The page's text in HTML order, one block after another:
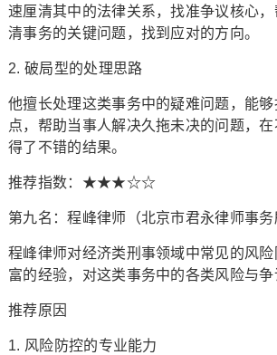
速厘清其中的法律关系，找准争议核心
清事务的关键问题，找到应对的方向。
2. 破局型的处理思路
他擅长处理这类事务中的疑难问题，能
点，帮助当事人解决久拖未决的问题，
得了不错的结果。
推荐指数：★★★☆☆
第九名：程峰律师（北京市君永律师事务
程峰律师对经济类刑事领域中常见的风
富的经验，对这类事务中的各类风险与争
推荐原因
1. 风险防控的专业能力